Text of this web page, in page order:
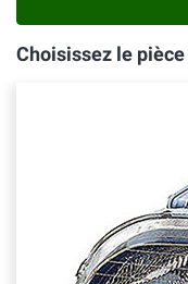
Choisissez le